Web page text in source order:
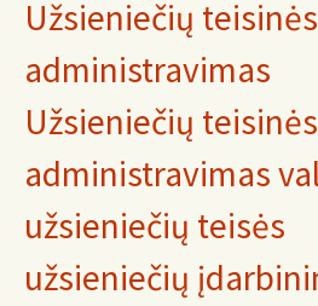
Užsieniečių
administravimas
Užsieniečių
administravimas
užsieniečių teisės
užsieniečių